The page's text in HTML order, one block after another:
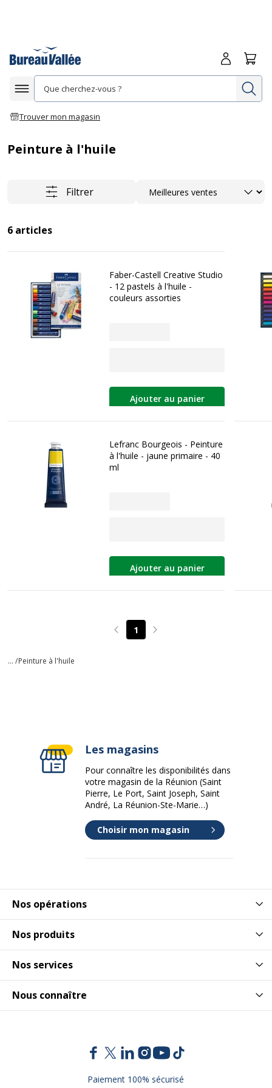
Afficher la navigation
Trouver mon magasin
Me
Peinture à l'huile
Filtrer Trier
6 articles
Faber-Castell Creative Studio
- 12 pastels à l'huile -
couleurs assorties
Ajouter au panier
Lefranc Bourgeois - Peinture
à l'huile - jaune primaire - 40
ml
Ajouter au panier
Page précédente
1 Page suivante
... /Peinture à l'huile
Nos opérations
Nos produits
Nos services
Nous connaître
Les magasins
Pour connaître les disponibilités dans
votre magasin de la Réunion (Saint
Pierre, Le Port, Saint Joseph, Saint
André, La Réunion-Ste-Marie…)
Choisir mon magasin
Paiement 100% sécurisé